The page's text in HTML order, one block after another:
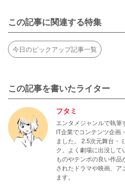
この記事に関連する特集
今日のピックアップ記事一覧
この記事を書いたライター
フタミ
エンタメジャンルで執筆
IT企業でコンテンツ企画
ました。 2.5次元舞台・
ク。よく劇場に出没し
ものやテンポの良い作
されたドラマや映画、
ます。